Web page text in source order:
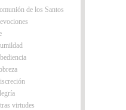
de los Santos
virtudes